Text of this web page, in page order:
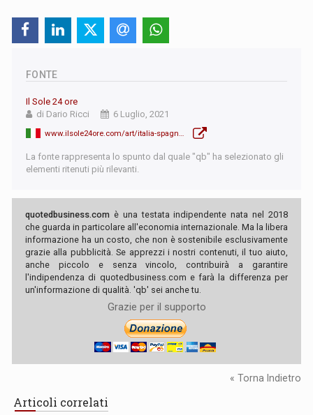
FONTE
Il Sole 24 ore
di Dario Ricci
6 Luglio, 2021
La fonte rappresenta lo spunto dal quale "qb" ha selezionato gli
elementi ritenuti più rilevanti.
quotedbusiness.com è una testata indipendente nata nel 2018
che guarda in particolare all'economia internazionale. Ma la libera
informazione ha un costo, che non è sostenibile esclusivamente
grazie alla pubblicità. Se apprezzi i nostri contenuti, il tuo aiuto,
anche piccolo e senza vincolo, contribuirà a garantire
l'indipendenza di quotedbusiness.com e farà la differenza per
un'informazione di qualità. 'qb' sei anche tu.
Grazie per il supporto
« Torna Indietro
Articoli correlati